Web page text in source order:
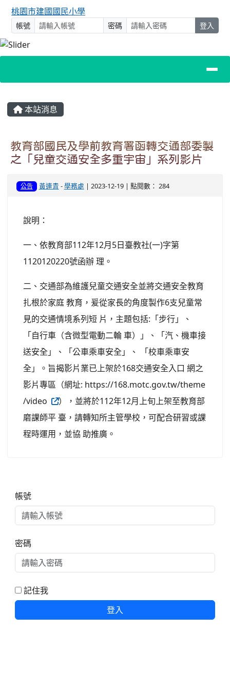
桃園市建國國民小學
帳號 密碼 登入
主內容區域
本站消息
教育部國民及學前教育署函轉交通部委製
之「兒童交通安全多重宇宙」系列影片
公告 黃連青 -學務處 | 2023-12-19 | 點閱數： 284
說明：
一、依教育部112年12月5日臺教社(一)字第
1120120220號函辦 理。
二、交通部為維護兒童交通安全並將交通安全教育
扎根於家庭 教育，爰從家長的角度製作6支兒童常
見的交通情境系列短 片，主題包括:「步行」、
「自行車（含微型電動二輪 車）」、「汽、機車接
送安全」、「公車乘車安全」、 「校車乘車安
全」。旨揭影片業已上架於168交通安全入口 網之
影片專區（網址: https://168.motc.gov.tw/theme
/video
），並將於112年12月上旬上架至教育部
磨課師平 臺，請轉知所主管學校，可配合研習或課
程時運用，並協 助推廣。
帳號
密碼
記住我
登入